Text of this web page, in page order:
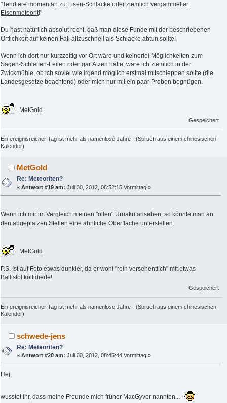
"Tendiere momentan zu Eisen-Schlacke oder ziemlich vergammelter
Eisenmeteorit!"
Du hast natürlich absolut recht, daß man diese Funde mit der beschriebenen
Örtlichkeit auf keinen Fall allzuschnell als Schlacke abtun sollte!
Wenn ich dort nur kurzzeitig vor Ort wäre und keinerlei Möglichkeiten zum
Sägen-Schleifen-Feilen oder gar Ätzen hätte, wäre ich ziemlich in der
Zwickmühle, ob ich soviel wie irgend möglich erstmal mitschleppen sollte (die
Landesgesetze beachtend) oder mich nur mit ein paar Proben begnügen.
MetGold
Gespeichert
Ein ereignisreicher Tag ist mehr als namenlose Jahre - (Spruch aus einem chinesischen
Kalender)
MetGold
Re: Meteoriten?
«Antwort #19 am: Juli 30, 2012, 06:52:15 Vormittag »
Wenn ich mir im Vergleich meinen "ollen" Uruaku ansehen, so könnte man an
den abgeplatzen Stellen eine ähnliche Oberfläche unterstellen.
MetGold
P.S. Ist auf Foto etwas dunkler, da er wohl "rein versehentlich" mit etwas
Ballistol kollidierte!
Gespeichert
Ein ereignisreicher Tag ist mehr als namenlose Jahre - (Spruch aus einem chinesischen
Kalender)
schwede-jens
Re: Meteoriten?
«Antwort #20 am: Juli 30, 2012, 08:45:44 Vormittag »
Hej,
wusstet ihr, dass meine Freunde mich früher MacGyver nannten...